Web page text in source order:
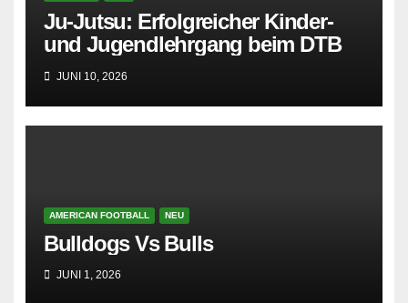
Ju-Jutsu: Erfolgreicher Kinder-
und Jugendlehrgang beim DTB
JUNI 10, 2026
AMERICAN FOOTBALL NEU
Bulldogs Vs Bulls
JUNI 1, 2026